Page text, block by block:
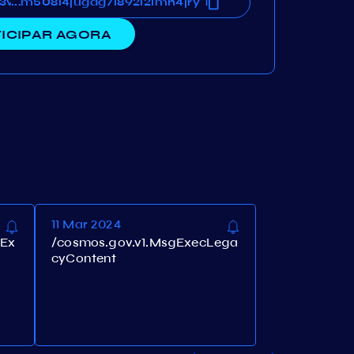
AGORA
11 Mar 2024
/cosmos.gov.v1.MsgExecLega
cyContent